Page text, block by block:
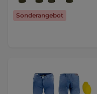
Sonderangebot